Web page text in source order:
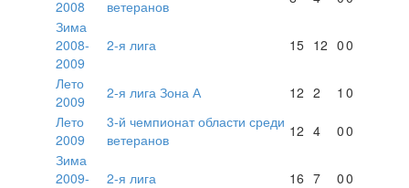
2008
ветеранов
Зима
2008-
2009
2-я лига 15 12 00
Лето
2009
2-я лига Зона А 12 2 1 0
Лето
2009
3-й чемпионат области среди
ветеранов
12 4 00
Зима
2009-
2-я лига 16 7 00